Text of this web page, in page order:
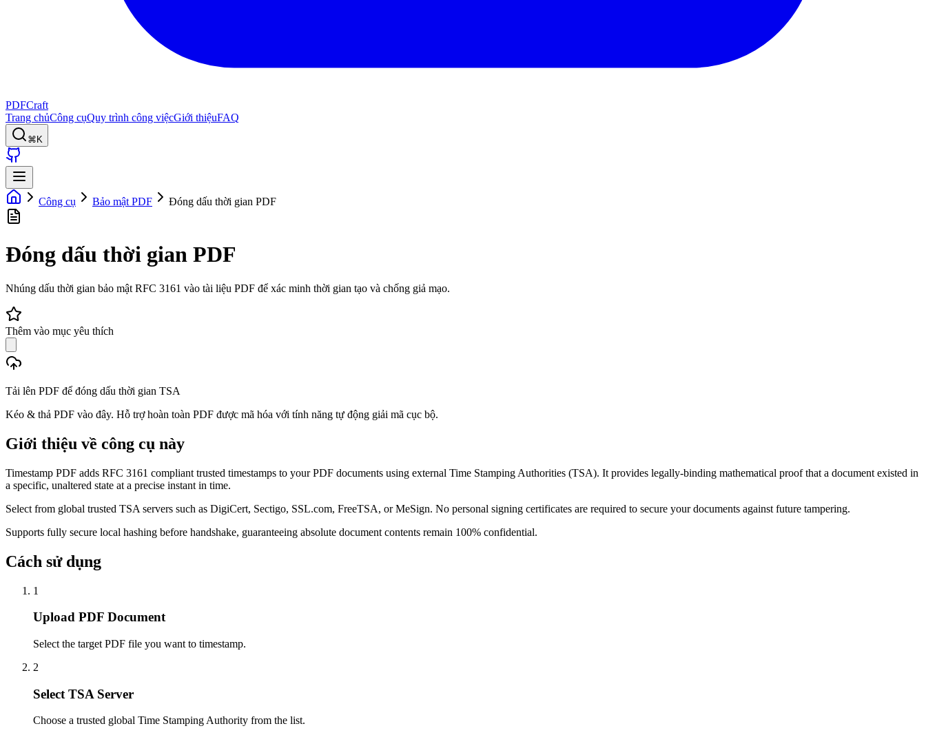
PDFCraft
Trang chủCông cụQuy trình công việcGiới thiệuFAQ
⌘K
Công cụ Bảo mật PDF Đóng dấu thời gian PDF
Đóng dấu thời gian PDF
Nhúng dấu thời gian bảo mật RFC 3161 vào tài liệu PDF để xác minh thời gian tạo và chống giả mạo.
Thêm vào mục yêu thích
Tải lên PDF để đóng dấu thời gian TSA
Kéo & thả PDF vào đây. Hỗ trợ hoàn toàn PDF được mã hóa với tính năng tự động giải mã cục bộ.
Giới thiệu về công cụ này
Timestamp PDF adds RFC 3161 compliant trusted timestamps to your PDF documents using external Time Stamping Authorities (TSA). It provides legally-binding mathematical proof that a document existed in
a specific, unaltered state at a precise instant in time.
Select from global trusted TSA servers such as DigiCert, Sectigo, SSL.com, FreeTSA, or MeSign. No personal signing certificates are required to secure your documents against future tampering.
Supports fully secure local hashing before handshake, guaranteeing absolute document contents remain 100% confidential.
Cách sử dụng
1
Upload PDF Document
Select the target PDF file you want to timestamp.
2
Select TSA Server
Choose a trusted global Time Stamping Authority from the list.